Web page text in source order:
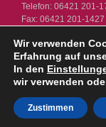
Telefon: 06421 201-
Fax: 06421 201-1427
Webseite:https://
©
Wir verwenden
Erfahrung auf
In den
wir verwenden
Zustimmen